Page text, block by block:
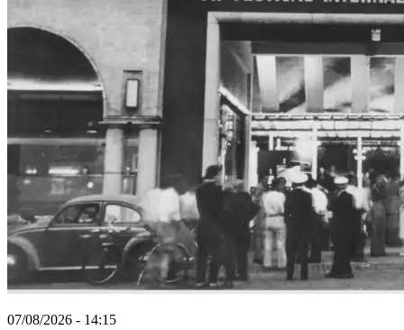
07/08/2026 - 14:15